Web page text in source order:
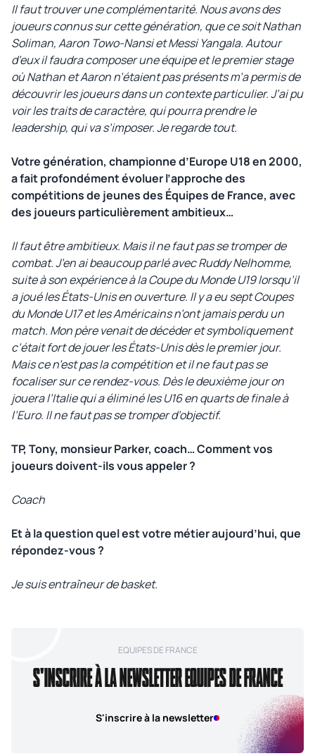
Il faut trouver une complémentarité. Nous avons des
joueurs connus sur cette génération, que ce soit Nathan
Soliman, Aaron Towo-Nansi et Messi Yangala. Autour
d’eux il faudra composer une équipe et le premier stage
où Nathan et Aaron n’étaient pas présents m’a permis de
découvrir les joueurs dans un contexte particulier. J’ai pu
voir les traits de caractère, qui pourra prendre le
leadership, qui va s’imposer. Je regarde tout.
Votre génération, championne d’Europe U18 en 2000,
a fait profondément évoluer l’approche des
compétitions de jeunes des Équipes de France, avec
des joueurs particulièrement ambitieux…
Il faut être ambitieux. Mais il ne faut pas se tromper de
combat. J’en ai beaucoup parlé avec Ruddy Nelhomme,
suite à son expérience à la Coupe du Monde U19 lorsqu’il
a joué les États-Unis en ouverture. Il y a eu sept Coupes
du Monde U17 et les Américains n’ont jamais perdu un
match. Mon père venait de décéder et symboliquement
c’était fort de jouer les États-Unis dès le premier jour.
Mais ce n’est pas la compétition et il ne faut pas se
focaliser sur ce rendez-vous. Dès le deuxième jour on
jouera l’Italie qui a éliminé les U16 en quarts de finale à
l’Euro. Il ne faut pas se tromper d’objectif.
TP, Tony, monsieur Parker, coach… Comment vos
joueurs doivent-ils vous appeler ?
Coach
Et à la question quel est votre métier aujourd’hui, que
répondez-vous ?
Je suis entraîneur de basket.
EQUIPES DE FRANCE
S'INSCRIRE À LA NEWSLETTER EQUIPES DE FRANCE
S'inscrire à la newsletter